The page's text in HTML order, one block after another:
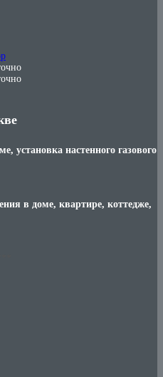
установка настенного газового
в доме, квартире, коттедже,